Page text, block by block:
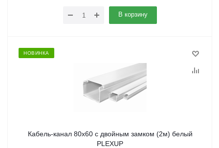
В корзину
НОВИНКА
Кабель-канал 80х60 с двойным замком (2м) белый
PLEXUP